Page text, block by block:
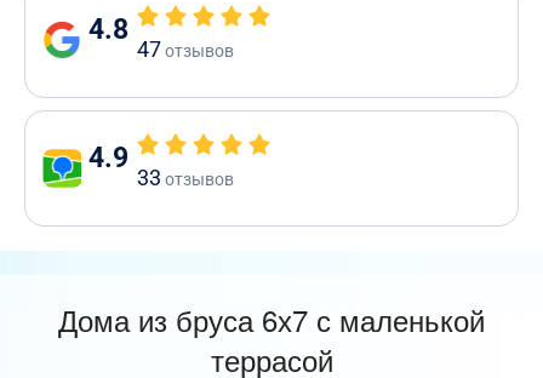
4.8
47отзывов
4.9
33 отзывов
Дома из бруса 6х7 с маленькой
террасой